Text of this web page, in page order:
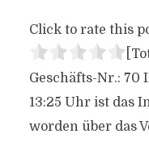
Click to rate this
Geschäfts-Nr.: 70
13:25 Uhr ist das
worden über das